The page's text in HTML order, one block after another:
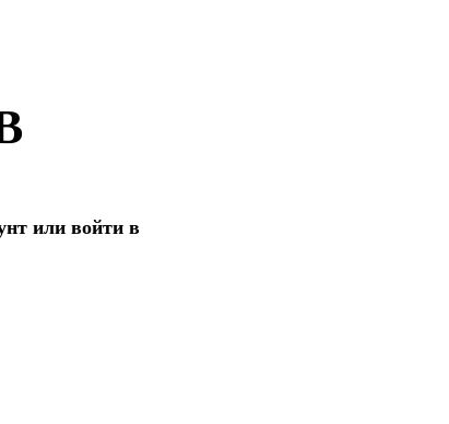
или войти в